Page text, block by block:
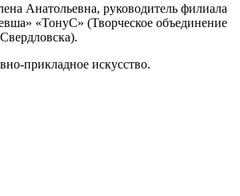
Анатольевна, руководитель филиала
«ТонуС» (Творческое объединение
прикладное искусство.